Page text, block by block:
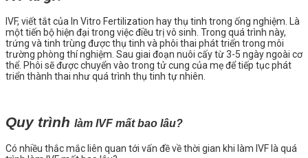
IVF, viết tắt của In Vitro Fertilization hay thụ tinh trong ống nghiệm. Là
một tiến bộ hiện đại trong việc điều trị vô sinh. Trong quá trình này,
trứng và tinh trùng được thụ tinh và phôi thai phát triển trong môi
trường phòng thí nghiệm. Sau giai đoạn nuôi cấy từ 3-5 ngày ngoài cơ
thể. Phôi sẽ được chuyển vào trong tử cung của mẹ để tiếp tục phát
triển thành thai như quá trình thụ tinh tự nhiên.
Quy trình làm IVF mất bao lâu?
Có nhiều thắc mắc liên quan tới vấn đề về thời gian khi làm IVF là quá